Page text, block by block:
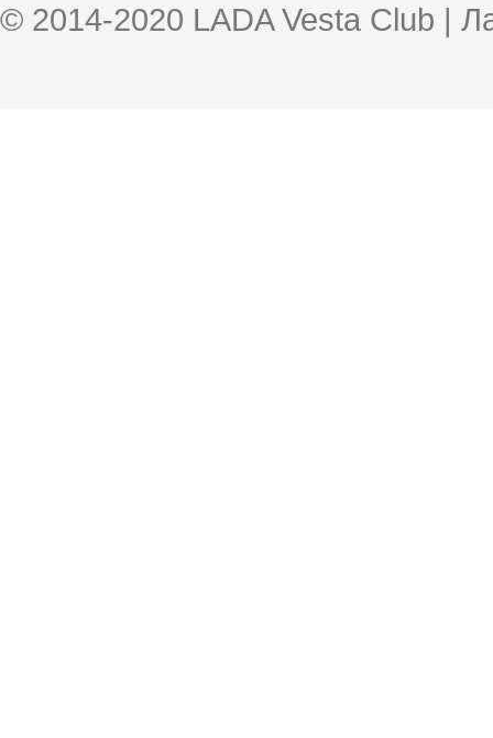
© 2014-2020 LADA Vesta Club |